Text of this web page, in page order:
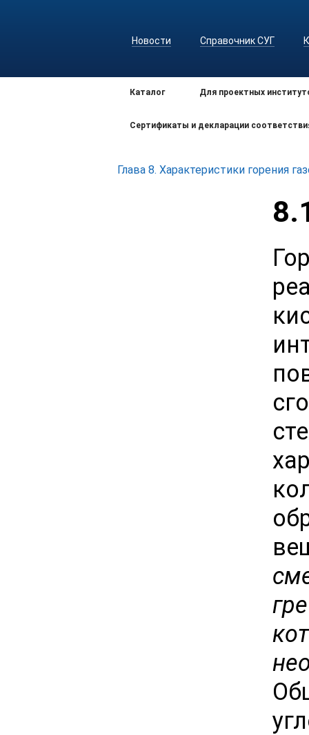
Новости Справочник СУГ
Каталог Для проектных
Сертификаты и декларации
Глава 8. Характеристики горения